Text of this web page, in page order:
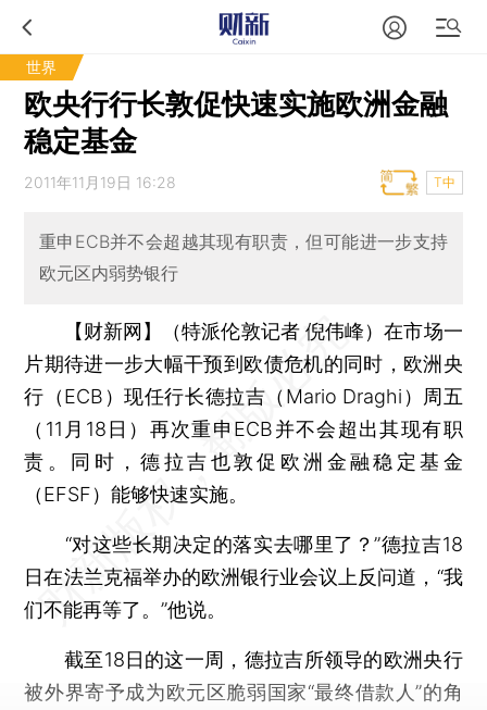
世界
欧央行行长敦促快速实施欧洲金融
稳定基金
2011年11月19日 16:28 T中
重申ECB并不会超越其现有职责，但可能进一步支持
欧元区内弱势银行
【财新网】（特派伦敦记者 倪伟峰）在市场一
片期待进一步大幅干预到欧债危机的同时，欧洲央
行（ECB）现任行长德拉吉（Mario Draghi）周五
（11月18日）再次重申ECB并不会超出其现有职
责。同时，德拉吉也敦促欧洲金融稳定基金
（EFSF）能够快速实施。
“对这些长期决定的落实去哪里了？”德拉吉18
日在法兰克福举办的欧洲银行业会议上反问道，“我
们不能再等了。”他说。
截至18日的这一周，德拉吉所领导的欧洲央行
被外界寄予成为欧元区脆弱国家“最终借款人”的角